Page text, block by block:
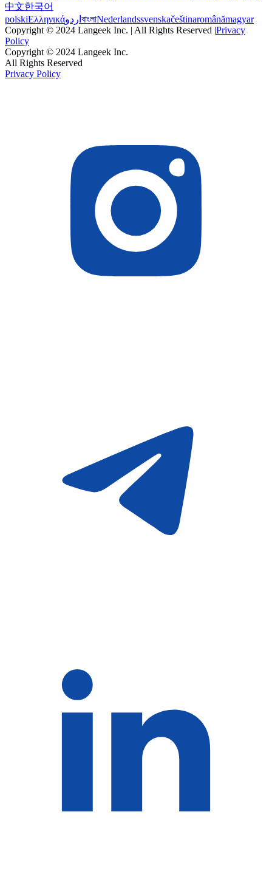
中文한국어
polskiΕλληνικάاردو বাংলাNederlandssvenskačeštinaromânămagyar
Copyright © 2024 Langeek Inc. | All Rights Reserved |Privacy
Policy
Copyright © 2024 Langeek Inc.
All Rights Reserved
Privacy Policy